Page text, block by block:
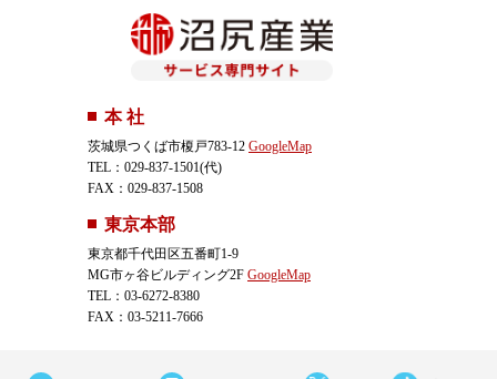
本 社
茨城県つくば市榎戸783-12 GoogleMap
TEL：029-837-1501(代)
FAX：029-837-1508
東京本部
東京都千代田区五番町1-9
MG市ヶ谷ビルディング2F GoogleMap
TEL：03-6272-8380
FAX：03-5211-7666